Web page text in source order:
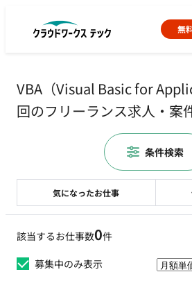
無
VBA（Visual Basic for
回のフリーランス求人・案
該当するお仕事数0件
募集中のみ表示
気になったお仕事
条件検索